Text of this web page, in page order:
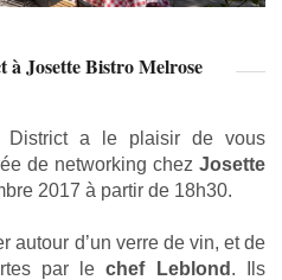
à Josette Bistro Melrose
District a le plaisir de vous
de networking chez Josette
2017 à partir de 18h30.
autour d’un verre de vin, et de
par lechef Leblond . Ils